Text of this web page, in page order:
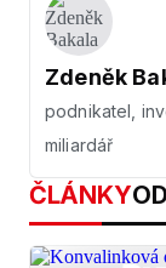
Zdeněk
podnikatel,
miliardář
ČLÁNKY